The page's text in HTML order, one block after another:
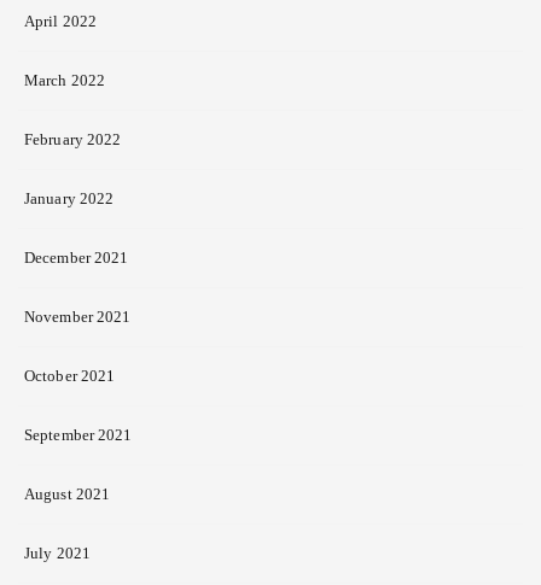
April 2022
March 2022
February 2022
January 2022
December 2021
November 2021
October 2021
September 2021
August 2021
July 2021